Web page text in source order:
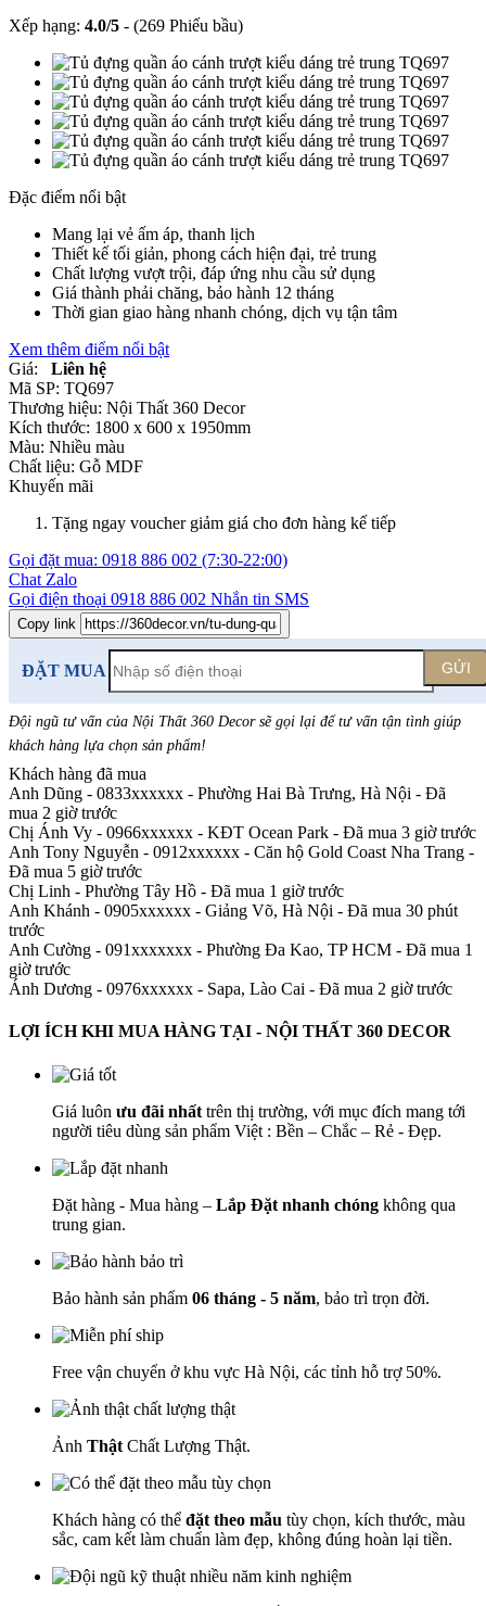
Xếp hạng: 4.0/5 - (269 Phiếu bầu)
Đặc điểm nổi bật
Mang lại vẻ ấm áp, thanh lịch
Thiết kế tối giản, phong cách hiện đại, trẻ trung
Chất lượng vượt trội, đáp ứng nhu cầu sử dụng
Giá thành phải chăng, bảo hành 12 tháng
Thời gian giao hàng nhanh chóng, dịch vụ tận tâm
Xem thêm điểm nổi bật
Giá:
Liên hệ
Mã SP: TQ697
Thương hiệu: Nội Thất 360 Decor
Kích thước: 1800 x 600 x 1950mm
Màu: Nhiều màu
Chất liệu: Gỗ MDF
Khuyến mãi
Tặng ngay voucher giảm giá cho đơn hàng kế tiếp
Gọi đặt mua: 0918 886 002 (7:30-22:00)
Chat Zalo
Gọi điện thoại 0918 886 002 Nhắn tin SMS
Copy link
ĐẶT MUA GỬI
Đội ngũ tư vấn của Nội Thất 360 Decor sẽ gọi lại để tư vấn tận tình giúp
khách hàng lựa chọn sản phẩm!
Khách hàng đã mua
Anh Dũng - 0833xxxxxx - Phường Hai Bà Trưng, Hà Nội - Đã
mua 2 giờ trước
Chị Ánh Vy - 0966xxxxxx - KĐT Ocean Park - Đã mua 3 giờ trước
Anh Tony Nguyễn - 0912xxxxxx - Căn hộ Gold Coast Nha Trang -
Đã mua 5 giờ trước
Chị Linh - Phường Tây Hồ - Đã mua 1 giờ trước
Anh Khánh - 0905xxxxxx - Giảng Võ, Hà Nội - Đã mua 30 phút
trước
Anh Cường - 091xxxxxxx - Phường Đa Kao, TP HCM - Đã mua 1
giờ trước
Ánh Dương - 0976xxxxxx - Sapa, Lào Cai - Đã mua 2 giờ trước
LỢI ÍCH KHI MUA HÀNG TẠI - NỘI THẤT 360 DECOR
Giá luôn ưu đãi nhất trên thị trường, với mục đích mang tới
người tiêu dùng sản phẩm Việt : Bền – Chắc – Rẻ - Đẹp.
Đặt hàng - Mua hàng – Lắp Đặt nhanh chóng không qua
trung gian.
Bảo hành sản phẩm 06 tháng - 5 năm, bảo trì trọn đời.
Free vận chuyển ở khu vực Hà Nội, các tỉnh hỗ trợ 50%.
Ảnh Thật Chất Lượng Thật.
Khách hàng có thể đặt theo mẫu tùy chọn, kích thước, màu
sắc, cam kết làm chuẩn làm đẹp, không đúng hoàn lại tiền.